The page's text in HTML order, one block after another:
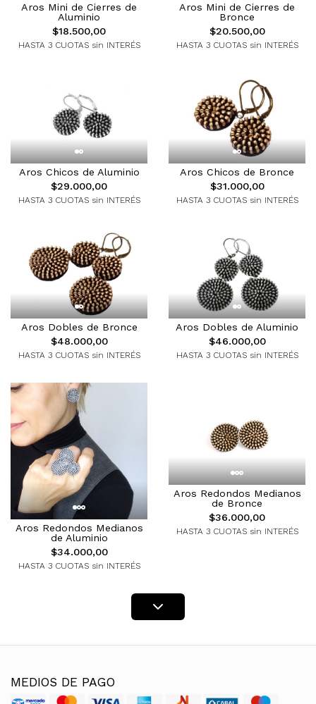
Aros Mini de Cierres de
Aluminio
$18.500,00
HASTA 3 CUOTAS sin INTERÉS
Aros Mini de Cierres de
Bronce
$20.500,00
HASTA 3 CUOTAS sin INTERÉS
Aros Chicos de Aluminio
$29.000,00
HASTA 3 CUOTAS sin INTERÉS
Aros Chicos de Bronce
$31.000,00
HASTA 3 CUOTAS sin INTERÉS
Aros Dobles de Bronce
$48.000,00
HASTA 3 CUOTAS sin INTERÉS
Aros Dobles de Aluminio
$46.000,00
HASTA 3 CUOTAS sin INTERÉS
Aros Redondos Medianos
de Aluminio
$34.000,00
HASTA 3 CUOTAS sin INTERÉS
Aros Redondos Medianos
de Bronce
$36.000,00
HASTA 3 CUOTAS sin INTERÉS
MEDIOS DE PAGO